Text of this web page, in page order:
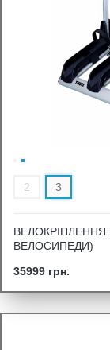
2 3
ВЕЛОКРІПЛЕННЯ
ВЕЛОСИПЕДИ)
35999 грн.